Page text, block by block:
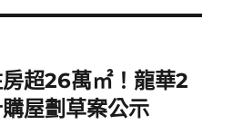
超26萬㎡！龍華2
屋劃草案公示